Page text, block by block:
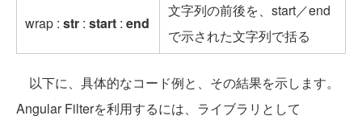
wrap : str : start : end
文字列の前後を、start／end
で示された文字列で括る
以下に、具体的なコード例と、その結果を示します。
Angular Filterを利用するには、ライブラリとして